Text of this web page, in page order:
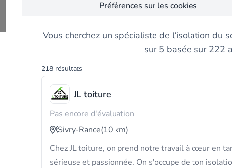
Préférences sur les cookies
Comparez les
Vous cherchez un spécialiste de l’isolation du
sur 5 basée sur 222
218 résultats
JL toiture
Pas encore d'évaluation
Sivry-Rance(10 km)
Chez JL toiture, on prend notre travail à cœur en
sérieuse et passionnée. On s'occupe de ton